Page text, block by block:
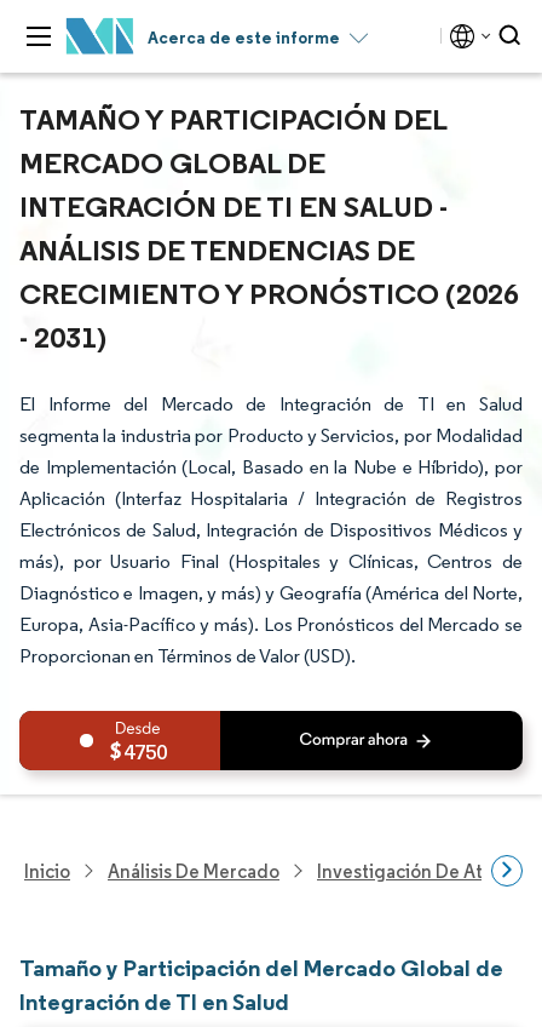
Acerca de este informe
TAMAÑO Y PARTICIPACIÓN DEL
MERCADO GLOBAL DE
INTEGRACIÓN DE TI EN SALUD -
ANÁLISIS DE TENDENCIAS DE
CRECIMIENTO Y PRONÓSTICO (2026
- 2031)
El Informe del Mercado de Integración de TI en Salud
segmenta la industria por Producto y Servicios, por Modalidad
de Implementación (Local, Basado en la Nube e Híbrido), por
Aplicación (Interfaz Hospitalaria / Integración de Registros
Electrónicos de Salud, Integración de Dispositivos Médicos y
más), por Usuario Final (Hospitales y Clínicas, Centros de
Diagnóstico e Imagen, y más) y Geografía (América del Norte,
Europa, Asia-Pacífico y más). Los Pronósticos del Mercado se
Proporcionan en Términos de Valor (USD).
4750
Inicio Análisis De Mercado Investigación De
Tamaño y Participación del Mercado Global de
Integración de TI en Salud